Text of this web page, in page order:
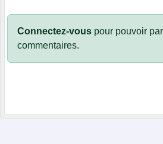
Connectez-vous pour pouvoir
commentaires.